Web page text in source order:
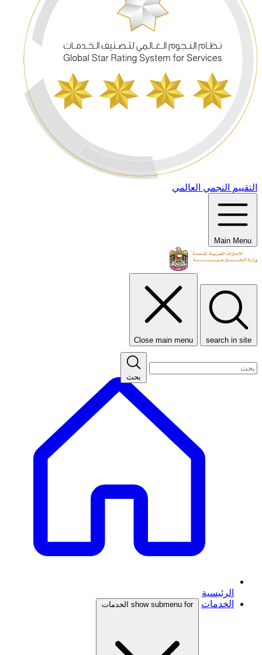
التقييم النجمي العالمي
Main Menu
search in site
Close main menu
بحث
الرئيسية
الخدمات
show submenu for الخدمات